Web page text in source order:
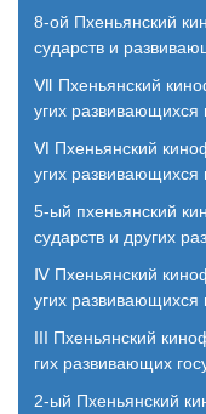
8-ой Пхеньянский
сударств и
Ⅶ Пхеньянский
угих развивающихся
Ⅵ Пхеньянский
угих развивающихся
5-ый пхеньянский
сударств и других
Ⅳ Пхеньянский
угих развивающихся
III Пхеньянский
гих развивающих
2-ый Пхеньянский